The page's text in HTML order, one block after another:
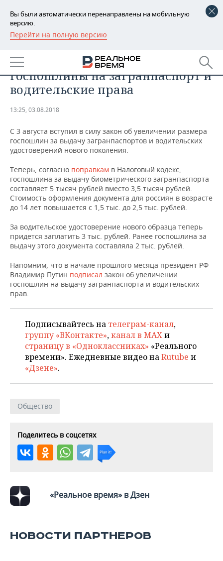
Вы были автоматически перенаправлены на мобильную
версию.
Перейти на полную версию
РЕГИОНЫ
БАШКОРТОСТАН
ТАТАРСТАН
НОВОСТИ
АНАЛИТИКА
ДЕКЛАРАЦИИ О ДОХОДАХ
КОРОЛИ ГОСЗАКАЗА ПФО
ВУЗЫ ТАТАРСТАНА
КОМУ ПРИНАДЛЕЖАТ
ТОРГОВЫЕ ЦЕНТРЫ
ТАТАРСТАНА
НОВОСТИ ЭКОНОМИКИ
ФИНАНСЫ
БАНКИ
БЮДЖЕТ
ПРОМЫШЛЕННОСТЬ
НОВОСТИ
ПРОМЫШЛЕННОСТИ
АГРОПРОМ
МАШИНОСТРОЕНИЕ
НЕФТЕХИМИЯ
НЕФТЬ
ОПК
ЭНЕРГЕТИКА
НЕДВИЖИМОСТЬ
НОВОСТИ НЕДВИЖИМОСТИ
АВТО
НОВОСТИ АВТО
БИЗНЕС
РОЗНИЧНАЯ ТОРГОВЛЯ
ТРАНСПОРТ
УСЛУГИ
НОВОСТИ ТЕХНОЛОГИЙ
IT
МЕДИА
ТЕЛЕКОММУНИКАЦИИ
МЕРОПРИЯТИЯ
НОВОСТИ МЕРОПРИЯТИЙ
ВЫЕЗДНАЯ РЕДАКЦИЯ
БИЗНЕС-БРАНЧИ
ONLINE-КОНФЕРЕНЦИИ
ОТКРЫТАЯ ЛЕКЦИЯ
СПОРТ
НОВОСТИ СПОРТА
ФУТБОЛ
ХОККЕЙ
БАСКЕТБОЛ
КИБЕРСПОРТ
ВОДНЫЕ ВИДЫ СПОРТА
ОБЩЕСТВО
НОВОСТИ ОБЩЕСТВА
ВЛАСТЬ
ИНФРАСТРУКТУРА
КУЛЬТУРА
ОБРАЗОВАНИЕ
ФОТОГАЛЕРЕЯ
СЮЖЕТЫ
СПРАВОЧНИК
СПИСОК КОМПАНИЙ
В России повысились
госпошлины на загранпаспорт и
водительские права
13:25, 03.08.2018
С 3 августа вступил в силу закон об увеличении размера
госпошлин за выдачу загранпаспортов и водительских
удостоверений нового поколения.
Теперь, согласно поправкам в Налоговый кодекс,
госпошлина за выдачу биометрического загранпаспорта
составляет 5 тысяч рублей вместо 3,5 тысяч рублей.
Стоимость оформления документа для россиян в возрасте
до 14 лет повышается с 1,5 тыс. до 2,5 тыс. рублей.
За водительское удостоверение нового образца теперь
придется заплатить 3 тыс. рублей. Ранее госпошлина за
выдачу этого документа составляла 2 тыс. рублей.
Напомним, что в начале прошлого месяца президент РФ
Владимир Путин подписал закон об увеличении
госпошлин на выдачу загранпаспорта и водительских
прав.
Подписывайтесь на телеграм-канал,
группу «ВКонтакте»,канал в MAXи
страницу в «Одноклассниках» «Реального
времени». Ежедневные видео наRutube и
«Дзене».
Общество
Поделитесь в соцсетях
«Реальное время» в Дзен
НОВОСТИ ПАРТНЕРОВ